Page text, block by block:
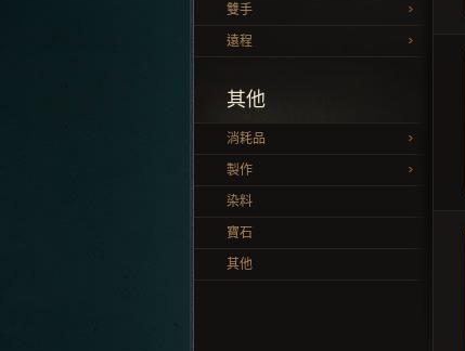
雙手
遠程
其他
消耗品
製作
染料
寶石
其他